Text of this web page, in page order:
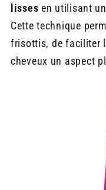
lisses en utilisant
Cette technique
frisottis, de faciliter
cheveux un aspect